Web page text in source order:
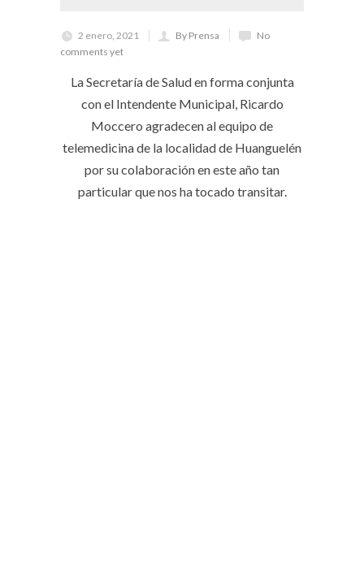
2 enero, 2021 By Prensa
No
comments yet
La Secretaría de Salud en forma conjunta
con el Intendente Municipal, Ricardo
Moccero agradecen al equipo de
telemedicina de la localidad de Huanguelén
por su colaboración en este año tan
particular que nos ha tocado transitar.